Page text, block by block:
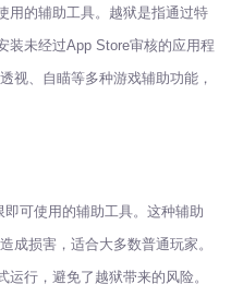
用的辅助工具。越狱是指通过特
装未经过App Store审核的应用程
视、自瞄等多种游戏辅助功能，
可使用的辅助工具。这种辅助
成损害，适合大多数普通玩家。
行，避免了越狱带来的风险。